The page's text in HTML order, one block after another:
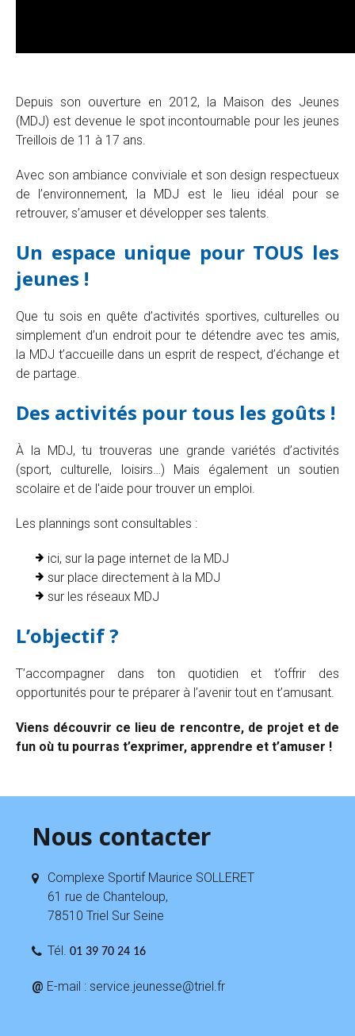
Depuis son ouverture en 2012, la Maison des Jeunes
(MDJ) est devenue le spot incontournable pour les jeunes
Treillois de 11 à 17 ans.
Avec son ambiance conviviale et son design respectueux
de l’environnement, la MDJ est le lieu idéal pour se
retrouver, s’amuser et développer ses talents.
Un espace unique pour TOUS les
jeunes !
Que tu sois en quête d’activités sportives, culturelles ou
simplement d’un endroit pour te détendre avec tes amis,
la MDJ t’accueille dans un esprit de respect, d’échange et
de partage.
Des activités pour tous les goûts !
À la MDJ, tu trouveras une grande variétés d’activités
(sport, culturelle, loisirs…) Mais également un soutien
scolaire et de l'aide pour trouver un emploi.
Les plannings sont consultables :
ici, sur la page internet de la MDJ
sur place directement à la MDJ
sur les réseaux MDJ
L’objectif ?
T’accompagner dans ton quotidien et t’offrir des
opportunités pour te préparer à l’avenir tout en t’amusant.
Viens découvrir ce lieu de rencontre, de projet et de
fun où tu pourras t’exprimer, apprendre et t’amuser !
Nous contacter
Complexe Sportif Maurice SOLLERET
61 rue de Chanteloup,
78510 Triel Sur Seine
Tél. 01 39 70 24 16
@ E-mail : service.jeunesse@triel.fr